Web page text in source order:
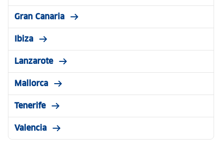
Gran Canaria
Ibiza
Lanzarote
Mallorca
Tenerife
Valencia